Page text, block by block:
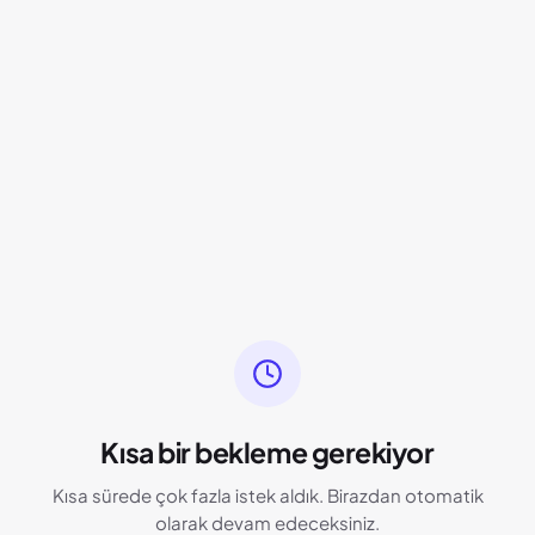
Kısa bir bekleme gerekiyor
Kısa sürede çok fazla istek aldık. Birazdan otomatik
olarak devam edeceksiniz.